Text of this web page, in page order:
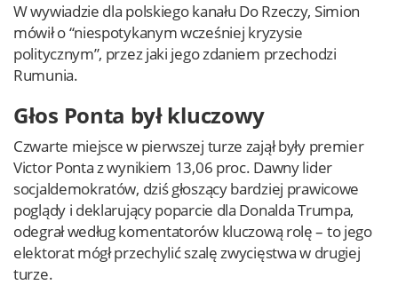
W wywiadzie dla polskiego kanału Do Rzeczy, Simion
mówił o “niespotykanym wcześniej kryzysie
politycznym”, przez jaki jego zdaniem przechodzi
Rumunia.
Głos Ponta był kluczowy
Czwarte miejsce w pierwszej turze zajął były premier
Victor Ponta z wynikiem 13,06 proc. Dawny lider
socjaldemokratów, dziś głoszący bardziej prawicowe
poglądy i deklarujący poparcie dla Donalda Trumpa,
odegrał według komentatorów kluczową rolę – to jego
elektorat mógł przechylić szalę zwycięstwa w drugiej
turze.